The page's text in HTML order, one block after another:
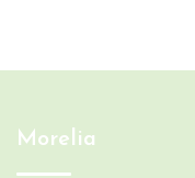
Morelia